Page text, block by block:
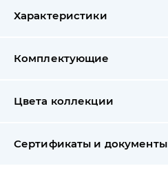
Характеристики
Комплектующие
Цвета коллекции
Сертификаты и документы